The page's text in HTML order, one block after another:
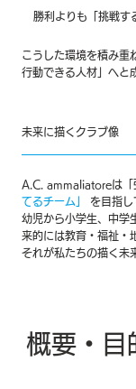
未来に描くクラブ像
A.C. ammaliatoreは「
てるチーム」
を目指し
幼児から小学生、中学
来的には教育・福祉・
それが私たちの描く未
こうした環境を積み重
行動できる人材」へと
勝利よりも「挑戦す
概要・目